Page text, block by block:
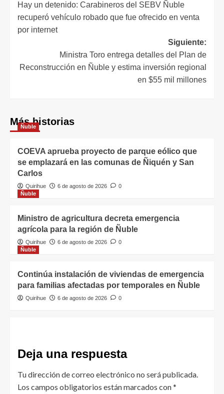
Hay un detenido: Carabineros del SEBV Ñuble
recuperó vehículo robado que fue ofrecido en venta
por internet
Siguiente:
Ministra Toro entrega detalles del Plan de
Reconstrucción en Ñuble y estima inversión regional
en $55 mil millones
Más historias
Ñuble
COEVA aprueba proyecto de parque eólico que
se emplazará en las comunas de Ñiquén y San
Carlos
Quirihue 6 de agosto de 2026
0
Ñuble
Ministro de agricultura decreta emergencia
agrícola para la región de Ñuble
Quirihue 6 de agosto de 2026
0
Ñuble
Continúa instalación de viviendas de emergencia
para familias afectadas por temporales en Ñuble
Quirihue 6 de agosto de 2026 0
Deja una respuesta
Tu dirección de correo electrónico no será publicada.
Los campos obligatorios están marcados con*